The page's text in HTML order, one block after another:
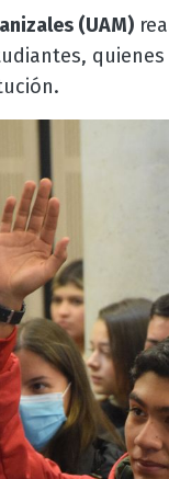
(UAM)